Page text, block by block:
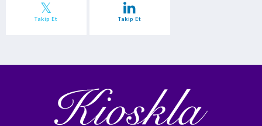
Takip Et Takip Et